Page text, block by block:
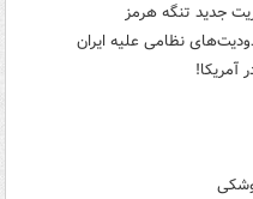
جدید تنگه هرمز
نظامی علیه ایران
آمریکا!